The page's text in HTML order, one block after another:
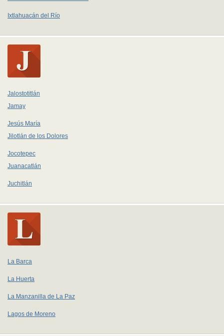
Ixtlahuacán del Río
Jalostotitlán
Jamay
Jesús María
Jilotlán de los Dolores
Jocotepec
Juanacatlán
Juchitlán
La Barca
La Huerta
La Manzanilla de La Paz
Lagos de Moreno